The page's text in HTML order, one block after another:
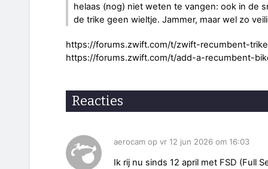
helaas (nog) niet weten te vangen: ook in de
de trike geen wieltje. Jammer, maar wel zo
https://forums.zwift.com/t/zwift-recumbent-
https://forums.zwift.com/t/add-a-recumbent-
Reacties
aerocam op vr 12 jun 2026 om 16:03
Ik rij nu sinds 12 april met FSD (Full